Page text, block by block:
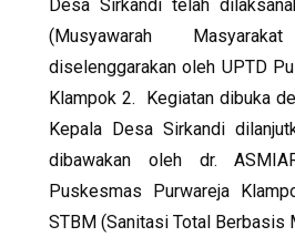
Desa Sirkandi telah
(Musyawarah
diselenggarakan oleh UPTD
Klampok 2. Kegiatan dibuka
Kepala Desa Sirkandi
dibawakan oleh dr.
Puskesmas Purwareja
STBM (Sanitasi Total Berbasis